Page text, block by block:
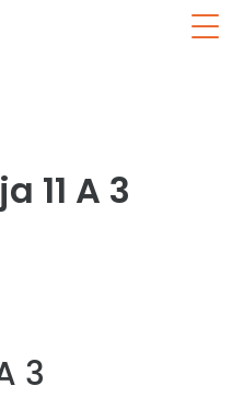
11 A 3
3